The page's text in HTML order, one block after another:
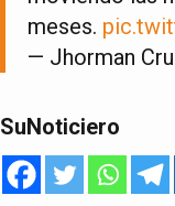
meses.
— Jhorman
SuNoticiero